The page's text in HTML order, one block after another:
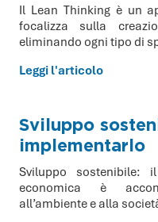
Il Lean Thinking è un
focalizza sulla
eliminando ogni tipo di
Leggi l'articolo
Sviluppo
implementarlo
Sviluppo
economica è
all’ambiente e alla